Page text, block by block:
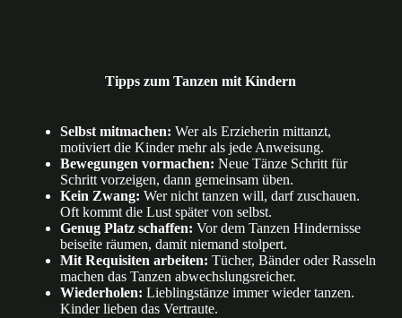
Tipps zum Tanzen mit Kindern
Selbst mitmachen: Wer als Erzieherin mittanzt,
motiviert die Kinder mehr als jede Anweisung.
Bewegungen vormachen: Neue Tänze Schritt für
Schritt vorzeigen, dann gemeinsam üben.
Kein Zwang: Wer nicht tanzen will, darf zuschauen.
Oft kommt die Lust später von selbst.
Genug Platz schaffen: Vor dem Tanzen Hindernisse
beiseite räumen, damit niemand stolpert.
Mit Requisiten arbeiten: Tücher, Bänder oder Rasseln
machen das Tanzen abwechslungsreicher.
Wiederholen: Lieblingstänze immer wieder tanzen.
Kinder lieben das Vertraute.